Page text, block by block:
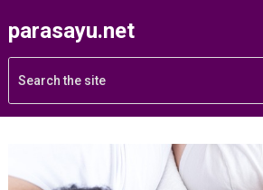
parasayu.net